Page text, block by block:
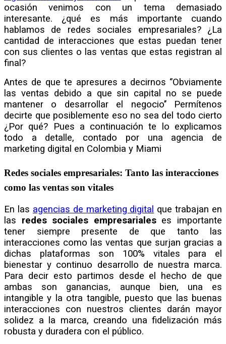
ocasión venimos con un tema demasiado
interesante. ¿qué es más importante cuando
hablamos de redes sociales empresariales? ¿La
cantidad de interacciones que estas puedan tener
con sus clientes o las ventas que estas registran al
final?
Antes de que te apresures a decirnos ‘’Obviamente
las ventas debido a que sin capital no se puede
mantener o desarrollar el negocio’’ Permítenos
decirte que posiblemente eso no sea del todo cierto
¿Por qué? Pues a continuación te lo explicamos
todo a detalle, contado por una agencia de
marketing digital en Colombia y Miami
Redes sociales empresariales: Tanto las interacciones
como las ventas son vitales
En las agencias de marketing digital que trabajan en
las redes sociales empresarialeses importante
tener siempre presente de que tanto las
interacciones como las ventas que surjan gracias a
dichas plataformas son 100% vitales para el
bienestar y continuo desarrollo de nuestra marca.
Para decir esto partimos desde el hecho de que
ambas son ganancias, aunque bien, una es
intangible y la otra tangible, puesto que las buenas
interacciones con nuestros clientes darán mayor
solidez a la marca, creando una fidelización más
robusta y duradera con el público.